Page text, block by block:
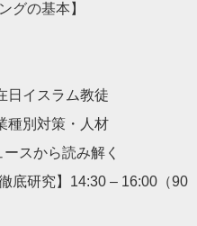
グの基本】
日イスラム教徒
種別対策・人材
スから読み解く
底研究】14:30 – 16:00（90